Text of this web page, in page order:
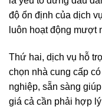
độ ổn định của dịch
luôn hoạt động mượt
Thứ hai, dịch vụ hỗ
chọn nhà cung cấp
nghiệp, sẵn sàng
giá cả cần phải hợp